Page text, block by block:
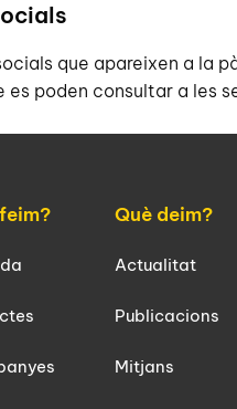
que apareixen a la
poden consultar a les
Què deim?
Actualitat
Publicacions
Mitjans